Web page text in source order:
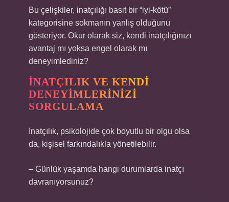
Bu çelişkiler, inatçılığı basit bir “iyi-kötü”
kategorisine sokmanın yanlış olduğunu
gösteriyor. Okur olarak siz, kendi inatçılığınızı
avantaj mı yoksa engel olarak mı
deneyimlediniz?
İNATÇILIK VE KENDI
DENEYIMLERINIZI
SORGULAMA
İnatçılık, psikolojide çok boyutlu bir olgu olsa
da, kişisel farkındalıkla yönetilebilir.
– Günlük yaşamda hangi durumlarda inatçı
davranıyorsunuz?